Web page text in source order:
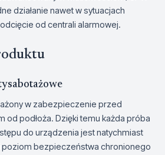
działanie nawet w sytuacjach
od centrali alarmowej.
w zabezpieczenie przed
od podłoża. Dzięki temu każda próba
do urządzenia jest natychmiast
poziom bezpieczeństwa chronionego